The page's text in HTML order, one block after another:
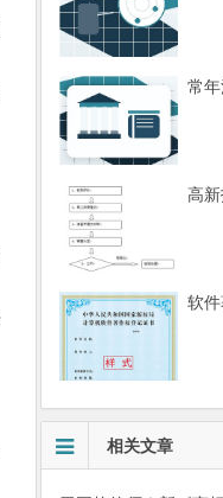
常
高
软
相关文章